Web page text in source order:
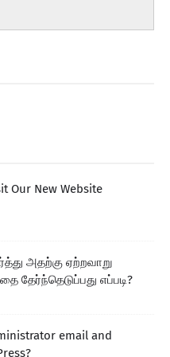
Our New Website
அதற்கு ஏற்றவாறு
தேர்ந்தெடுப்பது எப்படி?
email and